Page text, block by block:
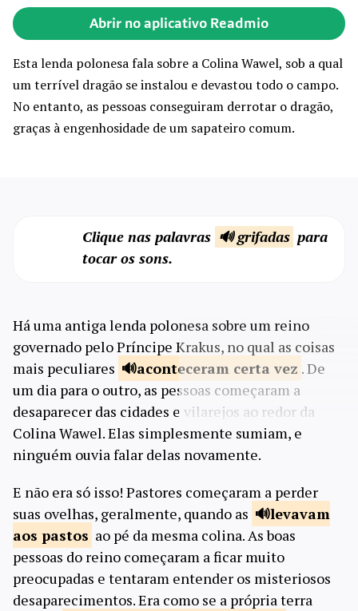
Abrir no aplicativo Readmio
Esta lenda polonesa fala sobre a Colina Wawel, sob a qual
um terrível dragão se instalou e devastou todo o campo.
No entanto, as pessoas conseguiram derrotar o dragão,
graças à engenhosidade de um sapateiro comum.
Clique nas palavras 🔊 grifadas para
tocar os sons.
Há uma antiga lenda polonesa sobre um reino
governado pelo Príncipe Krakus, no qual as coisas
mais peculiares
aconteceram certa vez . De
um dia para o outro, as pessoas começaram a
desaparecer das cidades e vilarejos ao redor da
Colina Wawel. Elas simplesmente sumiam, e
ninguém ouvia falar delas novamente.
E não era só isso! Pastores começaram a perder
suas ovelhas, geralmente, quando as
levavam
aos pastos ao pé da mesma colina. As boas
pessoas do reino começaram a ficar muito
preocupadas e tentaram entender os misteriosos
desaparecimentos. Era como se a própria terra